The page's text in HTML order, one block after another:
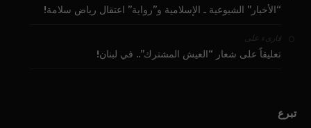
“الأخبار” الشيوعية ـ الإسلامية و”رواية” اعتقال رياض سلامة!
قارىء على
تعليقاً على شعار “العيش المشترك”.. في لبنان!
تبرع